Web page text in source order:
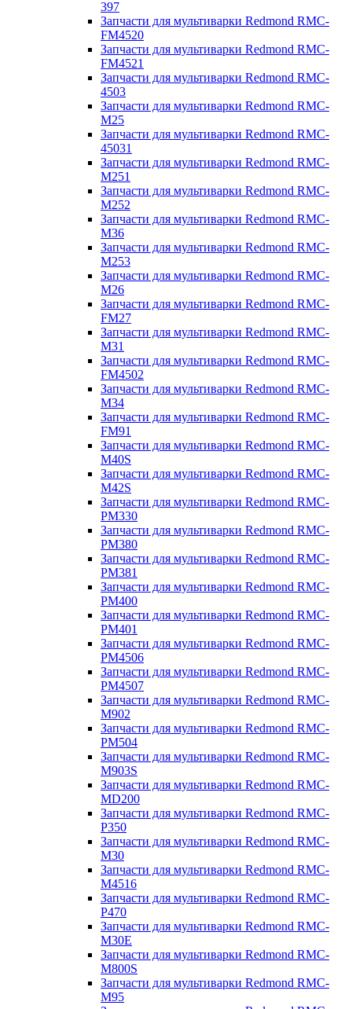
397
Запчасти для мультиварки Redmond RMC-
FM4520
Запчасти для мультиварки Redmond RMC-
FM4521
Запчасти для мультиварки Redmond RMC-
4503
Запчасти для мультиварки Redmond RMC-
M25
Запчасти для мультиварки Redmond RMC-
45031
Запчасти для мультиварки Redmond RMC-
M251
Запчасти для мультиварки Redmond RMC-
M252
Запчасти для мультиварки Redmond RMC-
M36
Запчасти для мультиварки Redmond RMC-
M253
Запчасти для мультиварки Redmond RMC-
M26
Запчасти для мультиварки Redmond RMC-
FM27
Запчасти для мультиварки Redmond RMC-
M31
Запчасти для мультиварки Redmond RMC-
FM4502
Запчасти для мультиварки Redmond RMC-
M34
Запчасти для мультиварки Redmond RMC-
FM91
Запчасти для мультиварки Redmond RMC-
M40S
Запчасти для мультиварки Redmond RMC-
M42S
Запчасти для мультиварки Redmond RMC-
PM330
Запчасти для мультиварки Redmond RMC-
PM380
Запчасти для мультиварки Redmond RMC-
PM381
Запчасти для мультиварки Redmond RMC-
PM400
Запчасти для мультиварки Redmond RMC-
PM401
Запчасти для мультиварки Redmond RMC-
PM4506
Запчасти для мультиварки Redmond RMC-
PM4507
Запчасти для мультиварки Redmond RMC-
M902
Запчасти для мультиварки Redmond RMC-
PM504
Запчасти для мультиварки Redmond RMC-
M903S
Запчасти для мультиварки Redmond RMC-
MD200
Запчасти для мультиварки Redmond RMC-
P350
Запчасти для мультиварки Redmond RMC-
M30
Запчасти для мультиварки Redmond RMC-
M4516
Запчасти для мультиварки Redmond RMC-
P470
Запчасти для мультиварки Redmond RMC-
M30E
Запчасти для мультиварки Redmond RMC-
M800S
Запчасти для мультиварки Redmond RMC-
M95